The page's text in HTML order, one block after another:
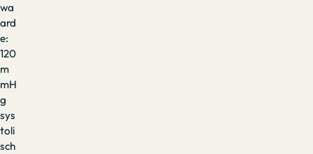
wa
ard
e:
120
m
mH
g
sys
toli
sch